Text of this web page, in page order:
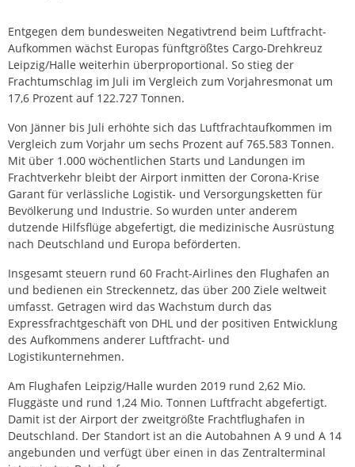
Entgegen dem bundesweiten Negativtrend beim Luftfracht-
Aufkommen wächst Europas fünftgrößtes Cargo-Drehkreuz
Leipzig/Halle weiterhin überproportional. So stieg der
Frachtumschlag im Juli im Vergleich zum Vorjahresmonat um
17,6 Prozent auf 122.727 Tonnen.
Von Jänner bis Juli erhöhte sich das Luftfrachtaufkommen im
Vergleich zum Vorjahr um sechs Prozent auf 765.583 Tonnen.
Mit über 1.000 wöchentlichen Starts und Landungen im
Frachtverkehr bleibt der Airport inmitten der Corona-Krise
Garant für verlässliche Logistik- und Versorgungsketten für
Bevölkerung und Industrie. So wurden unter anderem
dutzende Hilfsflüge abgefertigt, die medizinische Ausrüstung
nach Deutschland und Europa beförderten.
Insgesamt steuern rund 60 Fracht-Airlines den Flughafen an
und bedienen ein Streckennetz, das über 200 Ziele weltweit
umfasst. Getragen wird das Wachstum durch das
Expressfrachtgeschäft von DHL und der positiven Entwicklung
des Aufkommens anderer Luftfracht- und
Logistikunternehmen.
Am Flughafen Leipzig/Halle wurden 2019 rund 2,62 Mio.
Fluggäste und rund 1,24 Mio. Tonnen Luftfracht abgefertigt.
Damit ist der Airport der zweitgrößte Frachtflughafen in
Deutschland. Der Standort ist an die Autobahnen A 9 und A 14
angebunden und verfügt über einen in das Zentralterminal